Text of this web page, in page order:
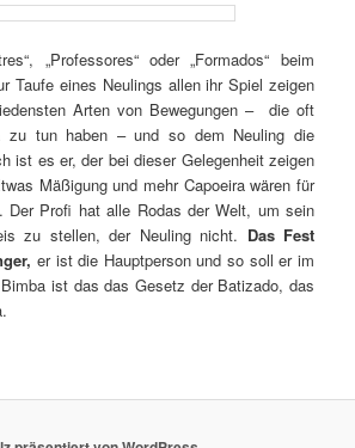
„Professores“ oder „Formados“ beim
Taufe eines Neulings allen ihr Spiel zeigen
Arten von Bewegungen – die oft
zu tun haben – und so dem Neuling die
ist es er, der bei dieser Gelegenheit zeigen
Mäßigung und mehr Capoeira wären für
Der Profi hat alle Rodas der Welt, um sein
zu stellen, der Neuling nicht. Das Fest
er ist die Hauptperson und so soll er im
ist das das Gesetz der Batizado, das